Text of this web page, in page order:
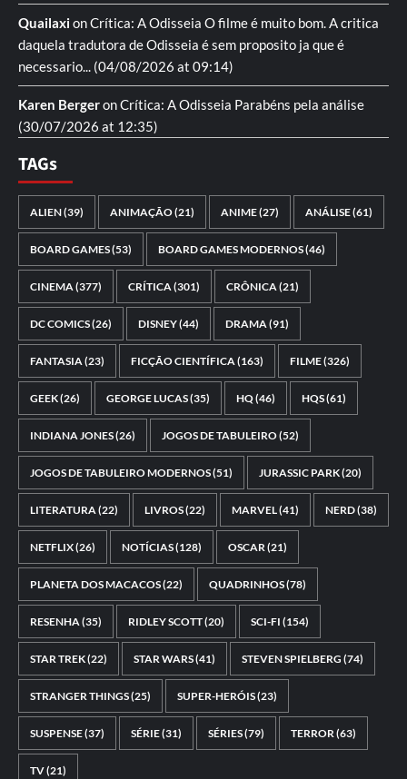
QuailaxionCrítica: A Odisseia O filme é muito bom. A critica
daquela tradutora de Odisseia é sem proposito ja que é
necessario... (04/08/2026 at 09:14)
Karen BergeronCrítica: A Odisseia Parabéns pela análise
(30/07/2026 at 12:35)
TAGs
ALIEN(39) ANIMAÇÃO(21) ANIME(27) ANÁLISE(61)
BOARD GAMES(53) BOARD GAMES MODERNOS(46)
CINEMA(377) CRÍTICA(301) CRÔNICA(21)
DC COMICS(26) DISNEY(44) DRAMA(91)
FANTASIA(23) FICÇÃO CIENTÍFICA(163) FILME(326)
GEEK(26) GEORGE LUCAS(35) HQ(46) HQS(61)
INDIANA JONES(26) JOGOS DE TABULEIRO(52)
JOGOS DE TABULEIRO MODERNOS(51) JURASSIC PARK(20)
LITERATURA(22) LIVROS(22) MARVEL(41) NERD(38)
NETFLIX(26) NOTÍCIAS(128) OSCAR(21)
PLANETA DOS MACACOS(22) QUADRINHOS(78)
RESENHA(35) RIDLEY SCOTT(20) SCI-FI (154)
STAR TREK(22) STAR WARS(41) STEVEN SPIELBERG (74)
STRANGER THINGS(25) SUPER-HERÓIS(23)
SUSPENSE(37) SÉRIE(31) SÉRIES(79) TERROR(63)
TV(21)